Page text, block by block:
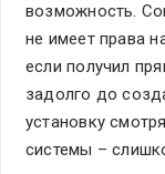
возможность.
не имеет права
если получил
задолго до
установку
системы –